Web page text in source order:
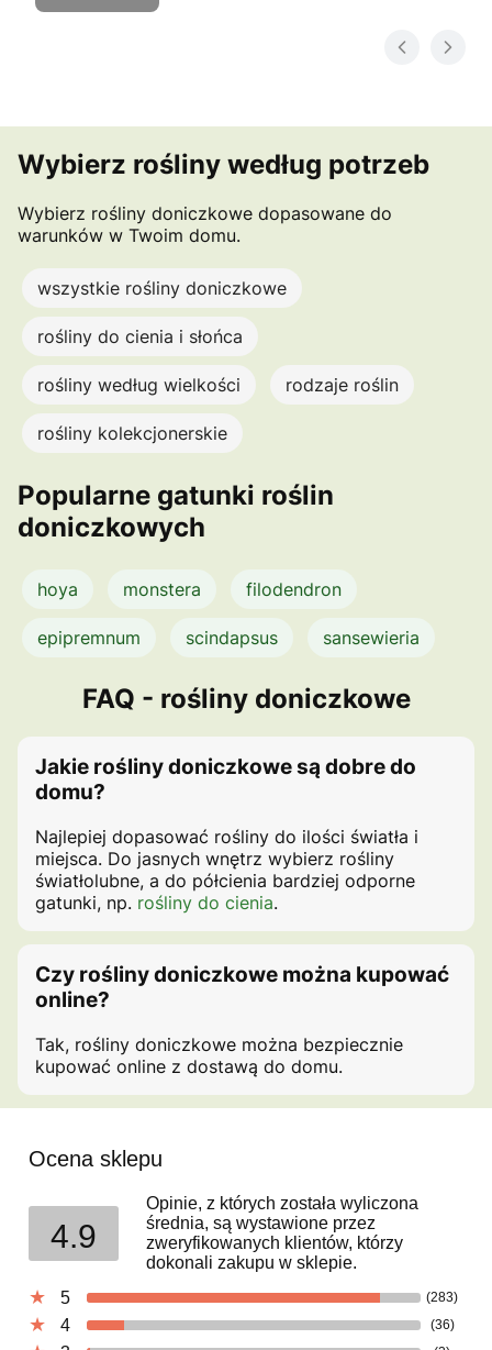
Wybierz rośliny według potrzeb
Wybierz rośliny doniczkowe dopasowane do
warunków w Twoim domu.
wszystkie rośliny doniczkowe
rośliny do cienia i słońca
rośliny według wielkości rodzaje roślin
rośliny kolekcjonerskie
Popularne gatunki roślin
doniczkowych
hoya monstera filodendron
epipremnum scindapsus sansewieria
FAQ - rośliny doniczkowe
Jakie rośliny doniczkowe są dobre do
domu?
Najlepiej dopasować rośliny do ilości światła i
miejsca. Do jasnych wnętrz wybierz rośliny
światłolubne, a do półcienia bardziej odporne
gatunki, np. rośliny do cienia.
Czy rośliny doniczkowe można kupować
online?
Tak, rośliny doniczkowe można bezpiecznie
kupować online z dostawą do domu.
Ocena sklepu
4.9
Opinie, z których została wyliczona
średnia, są wystawione przez
zweryfikowanych klientów, którzy
dokonali zakupu w sklepie.
5
(283)
4 (36)